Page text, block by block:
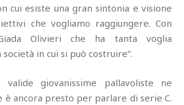
cui esiste una gran sintonia e visione
che vogliamo raggiungere. Con
Olivieri che ha tanta voglia
società in cui si può costruire”.
giovanissime pallavoliste ne
è ancora presto per parlare di serie C.